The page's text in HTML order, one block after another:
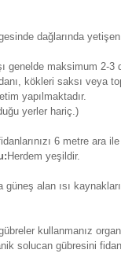
dağlarında
genelde maksimum 2-3
kökleri saksı veya
yapılmaktadır.
yerler hariç.)
6 metre ara
Herdem yeşildir.
güneş alan ısı
kullanmanız
solucan gübresini